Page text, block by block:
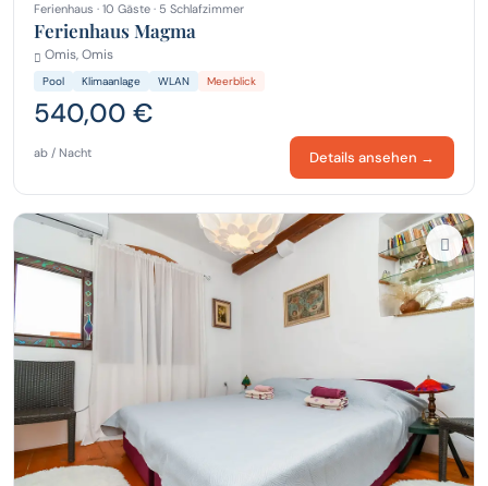
Ferienhaus · 10 Gäste · 5 Schlafzimmer
Ferienhaus Magma
Omis, Omis
Pool Klimaanlage WLAN Meerblick
540,00 €
ab / Nacht Details ansehen →